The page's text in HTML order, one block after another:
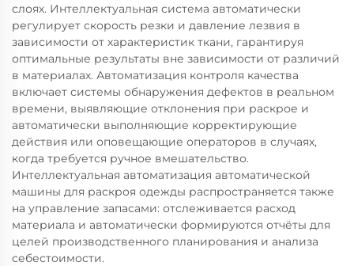
слоях. Интеллектуальная система автоматически
регулирует скорость резки и давление лезвия в
зависимости от характеристик ткани, гарантируя
оптимальные результаты вне зависимости от различий
в материалах. Автоматизация контроля качества
включает системы обнаружения дефектов в реальном
времени, выявляющие отклонения при раскрое и
автоматически выполняющие корректирующие
действия или оповещающие операторов в случаях,
когда требуется ручное вмешательство.
Интеллектуальная автоматизация автоматической
машины для раскроя одежды распространяется также
на управление запасами: отслеживается расход
материала и автоматически формируются отчёты для
целей производственного планирования и анализа
себестоимости.